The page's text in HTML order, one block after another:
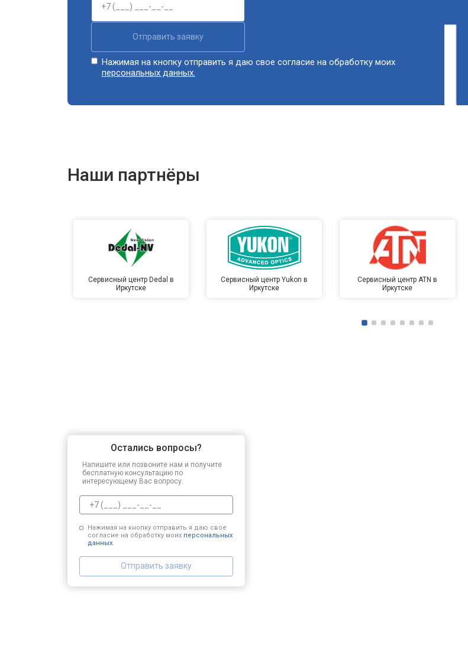
Отправить заявку
Нажимая на кнопку отправить я даю свое согласие на обработку моих
персональных данных.
Наши партнёры
Сервисный центр Dedal в
Иркутске
Сервисный центр Yukon в
Иркутске
Сервисный центр ATN в
Иркутске
Остались вопросы?
Напишите или позвоните нам и получите
бесплатную консультацию по
интересующему Вас вопросу.
Нажимая на кнопку отправить я даю свое
согласие на обработку моих персональных
данных.
Отправить заявку